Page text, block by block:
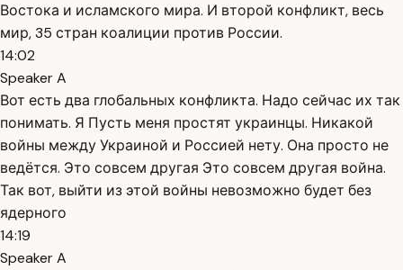
Востока и исламского мира. И второй конфликт, весь
мир, 35 стран коалиции против России.
14:02
Speaker A
Вот есть два глобальных конфликта. Надо сейчас их так
понимать. Я Пусть меня простят украинцы. Никакой
войны между Украиной и Россией нету. Она просто не
ведётся. Это совсем другая Это совсем другая война.
Так вот, выйти из этой войны невозможно будет без
ядерного
14:19
Speaker A